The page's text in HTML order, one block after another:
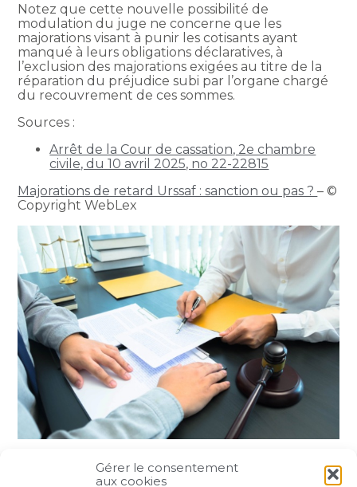
Gérer le consentement
aux cookies
Notez que cette nouvelle possibilité de
modulation du juge ne concerne que les
majorations visant à punir les cotisants ayant
manqué à leurs obligations déclaratives, à
l’exclusion des majorations exigées au titre de la
réparation du préjudice subi par l’organe chargé
du recouvrement de ces sommes.
Sources :
Arrêt de la Cour de cassation, 2e chambre
civile, du 10 avril 2025, no 22-22815
Majorations de retard Urssaf : sanction ou pas ?– ©
Copyright WebLex